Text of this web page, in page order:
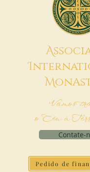
A
I
M
Vamos
o Céu à
Contate-
Pedido de